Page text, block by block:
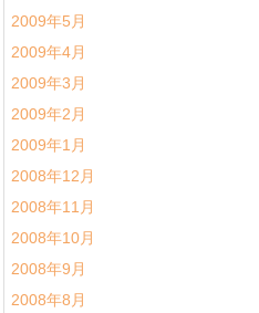
2009年5月
2009年4月
2009年3月
2009年2月
2009年1月
2008年12月
2008年11月
2008年10月
2008年9月
2008年8月